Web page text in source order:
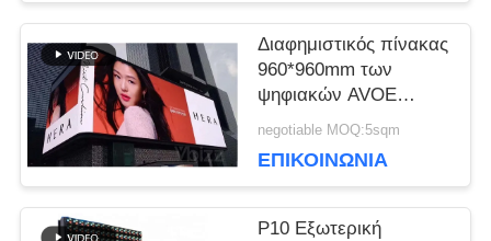
VR
ΧΆΡΤΗΣ
ΙΣΤΌΤΟΠΟΥ
Διαφημιστικός πίνακας
960*960mm των
ψηφιακών AVOE
οδηγήσεων P4
γραφείο
negotiable MOQ:5sqm
ΕΠΙΚΟΙΝΩΝΊΑ
P10 Εξωτερική